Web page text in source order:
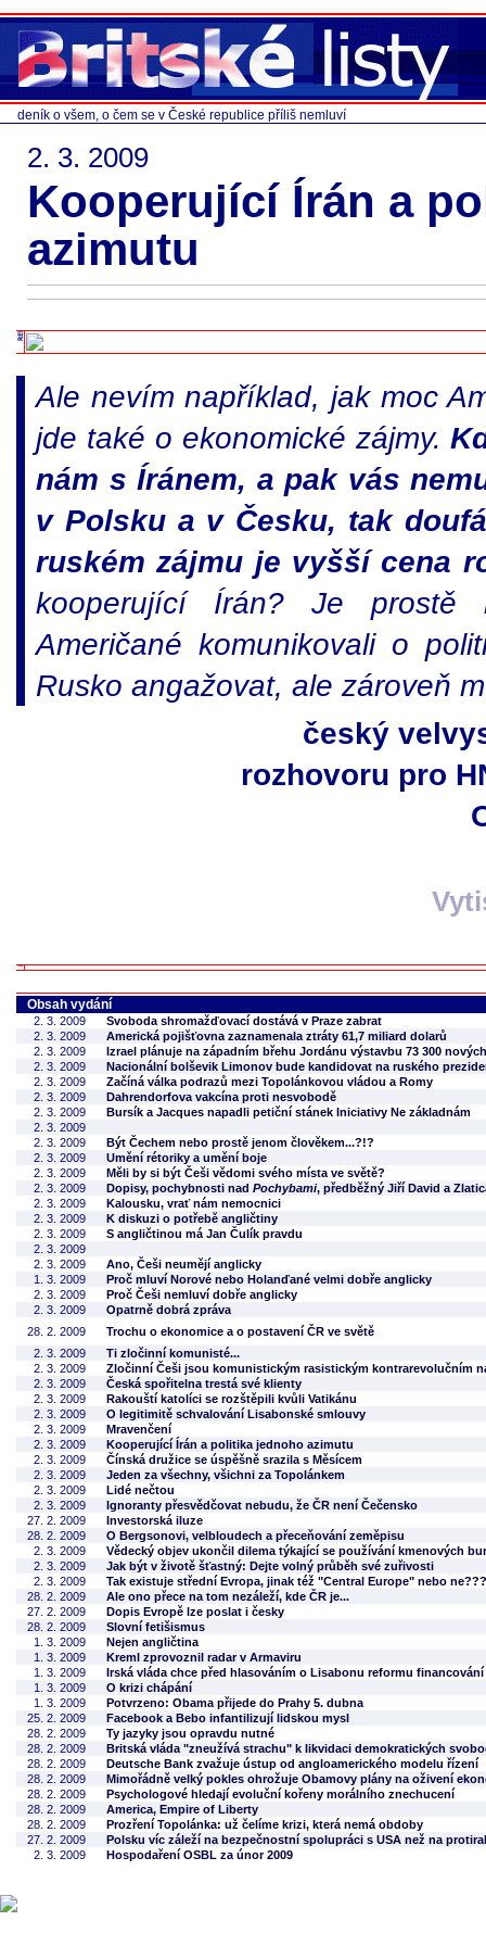
deník o všem, o čem se v České republice příliš nemluví
2. 3. 2009
Kooperující Írán a
azimutu
Ale nevím například, jak moc
jde také o ekonomické zájmy.
nám s Íránem, a pak vás
v Polsku a v Česku, tak
ruském zájmu je vyšší cena
kooperující Írán? Je prostě
Američané komunikovali o
Rusko angažovat, ale zároveň
český
rozhovoru pro
Obsah vydání
2. 3. 2009
Svoboda shromažďovací dostává v Praze zabrat
2. 3. 2009
Americká pojišťovna zaznamenala ztráty 61,7 miliard dolarů
2. 3. 2009
Izrael plánuje na západním břehu Jordánu výstavbu 73 300
2. 3. 2009
Nacionální bolševik Limonov bude kandidovat na ruského
2. 3. 2009
Začíná válka podrazů mezi Topolánkovou vládou a Romy
2. 3. 2009
Dahrendorfova vakcína proti nesvobodě
2. 3. 2009
Bursík a Jacques napadli petiční stánek Iniciativy Ne základnám
2. 3. 2009
2. 3. 2009
Být Čechem nebo prostě jenom člověkem...?!?
2. 3. 2009
Umění rétoriky a umění boje
2. 3. 2009
Měli by si být Češi vědomi svého místa ve světě?
2. 3. 2009
Dopisy, pochybnosti nad Pochybami, předběžný Jiří David a
2. 3. 2009
Kalousku, vrať nám nemocnici
2. 3. 2009
K diskuzi o potřebě angličtiny
2. 3. 2009
S angličtinou má Jan Čulík pravdu
2. 3. 2009
2. 3. 2009
Ano, Češi neumějí anglicky
1. 3. 2009
Proč mluví Norové nebo Holanďané velmi dobře anglicky
2. 3. 2009
Proč Češi nemluví dobře anglicky
2. 3. 2009
Opatrně dobrá zpráva
28. 2. 2009
Trochu o ekonomice a o postavení ČR ve světě
2. 3. 2009
Ti zločinní komunisté...
2. 3. 2009
Zločinní Češi jsou komunistickým rasistickým kontrarevolučním
2. 3. 2009
Česká spořitelna trestá své klienty
2. 3. 2009
Rakouští katolíci se rozštěpili kvůli Vatikánu
2. 3. 2009
O legitimitě schvalování Lisabonské smlouvy
2. 3. 2009
Mravenčení
2. 3. 2009
Kooperující Írán a politika jednoho azimutu
2. 3. 2009
Čínská družice se úspěšně srazila s Měsícem
2. 3. 2009
Jeden za všechny, všichni za Topolánkem
2. 3. 2009
Lidé nečtou
2. 3. 2009
Ignoranty přesvědčovat nebudu, že ČR není Čečensko
27. 2. 2009
Investorská iluze
28. 2. 2009
O Bergsonovi, velbloudech a přeceňování zeměpisu
2. 3. 2009
Vědecký objev ukončil dilema týkající se používání kmenových
2. 3. 2009
Jak být v životě šťastný: Dejte volný průběh své zuřivosti
2. 3. 2009
Tak existuje střední Evropa, jinak též "Central Europe" nebo ne???
28. 2. 2009
Ale ono přece na tom nezáleží, kde ČR je...
27. 2. 2009
Dopis Evropě lze poslat i česky
28. 2. 2009
Slovní fetišismus
1. 3. 2009
Nejen angličtina
1. 3. 2009
Kreml zprovoznil radar v Armaviru
1. 3. 2009
Irská vláda chce před hlasováním o Lisabonu reformu
1. 3. 2009
O krizi chápání
1. 3. 2009
Potvrzeno: Obama přijede do Prahy 5. dubna
25. 2. 2009
Facebook a Bebo infantilizují lidskou mysl
28. 2. 2009
Ty jazyky jsou opravdu nutné
28. 2. 2009
Britská vláda "zneužívá strachu" k likvidaci demokratických
28. 2. 2009
Deutsche Bank zvažuje ústup od angloamerického modelu řízení
28. 2. 2009
Mimořádně velký pokles ohrožuje Obamovy plány na oživení
28. 2. 2009
Psychologové hledají evoluční kořeny morálního znechucení
28. 2. 2009
America, Empire of Liberty
28. 2. 2009
Prozření Topolánka: už čelíme krizi, která nemá obdoby
27. 2. 2009
Polsku víc záleží na bezpečnostní spolupráci s USA než na
2. 3. 2009
Hospodaření OSBL za únor 2009